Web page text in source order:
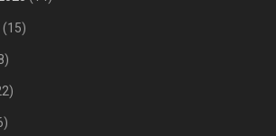
(15)